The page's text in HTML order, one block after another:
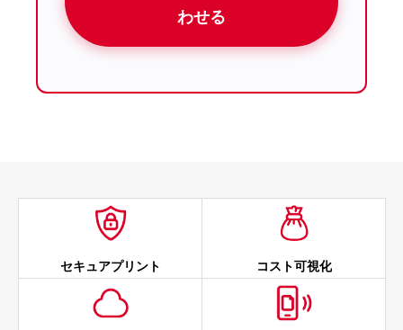
わせる
セキュアプリント コスト可視化